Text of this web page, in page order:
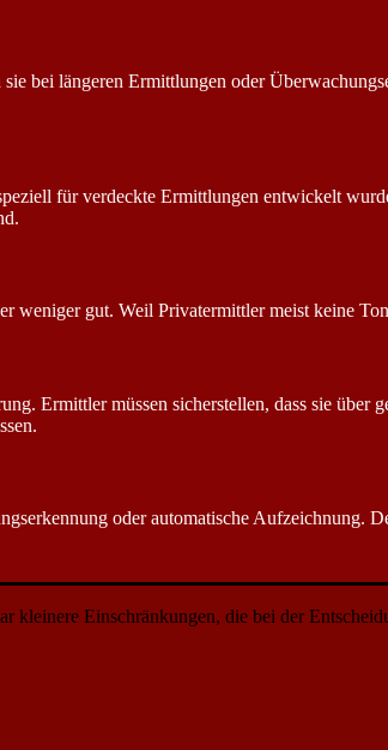
bei längeren Ermittlungen oder
für verdeckte Ermittlungen entwickelt
gut. Weil Privatermittler meist keine
Ermittler müssen sicherstellen, dass sie über
oder automatische Aufzeichnung.
Einschränkungen, die bei der